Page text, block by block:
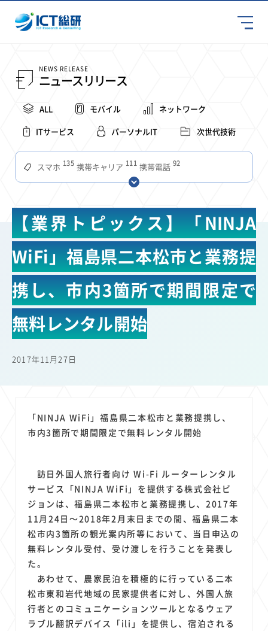
NEWS RELEASE
ニュースリリース
ALL モバイル
ネットワーク
ITサービス
パーソナルIT 次世代技術
スマホ 135 携帯キャリア 111 携帯電話 92
スマートデバイス 68 通信速度 65 ビジネス 63 4Ｇ 59
アプリ 51 つながりやすさ 51 電波状況 49 48
タブレット 38 インターネット 36 ビジネスシーン 31
混雑環境 MVNO 28 SIM 27 電波 27 全国 24 楽天モバイル 22
22 22 22 21 19 18
電車 17 料金 16 所有状況 14 動画配信 14 SNS 14
ブロードバンド Android 移動中
公衆無線LAN 11 格安 11 キャッシュレス決済
待ち合わせ場所
OpenAI Firefly DALL-E 3 Mid Journey 3 Claude 3
Genspark 2 配車アプリ 2 フードデリバリー 2 TikTok
Netflix 2 Microsoft 2 Canva AI 2 Azure 2 Sora 2 LINE 2 法人 1
中東情勢 1 輸送費 1 Facebook 1 twitter 1 Instagram 1
原材料費 1 端末価格 1 G20 1 購買力 1 MNO 1
スマートホーム家電 1 1 1
ポイントサービス 1 共通ポイント 1 経済圏 1 Azure AI 1
Google Pixel 1 surface 1 会社 1 価格 1 NTTドコモ 1
オンラインサロン 1
【業界トピックス】「NINJA
WiFi」福島県二本松市と業務提
携し、市内3箇所で期間限定で
無料レンタル開始
2017年11月27日
「NINJA WiFi」福島県二本松市と業務提携し、
市内3箇所で期間限定で無料レンタル開始
訪日外国人旅行者向け Wi-Fi ルーターレンタル
サービス「NINJA WiFi」を提供する株式会社ビ
ジョンは、福島県二本松市と業務提携し、2017年
11月24日～2018年2月末日までの間、福島県二本
松市内3箇所の観光案内所等において、当日申込の
無料レンタル受付、受け渡しを行うことを発表し
た。
あわせて、農家民泊を積極的に行っている二本
松市東和岩代地域の民家提供者に対し、外国人旅
行者とのコミュニケーションツールとなるウェア
ラブル翻訳デバイス「ili」を提供し、宿泊される